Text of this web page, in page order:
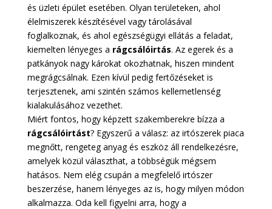
és üzleti épület esetében. Olyan területeken, ahol
élelmiszerek készítésével vagy tárolásával
foglalkoznak, és ahol egészségügyi ellátás a feladat,
kiemelten lényeges a rágcsálóirtás. Az egerek és a
patkányok nagy károkat okozhatnak, hiszen mindent
megrágcsálnak. Ezen kívül pedig fertőzéseket is
terjesztenek, ami szintén számos kellemetlenség
kialakulásához vezethet.
Miért fontos, hogy képzett szakemberekre bízza a
rágcsálóirtást? Egyszerű a válasz: az irtószerek piaca
megnőtt, rengeteg anyag és eszköz áll rendelkezésre,
amelyek közül választhat, a többségük mégsem
hatásos. Nem elég csupán a megfelelő irtószer
beszerzése, hanem lényeges az is, hogy milyen módon
alkalmazza. Oda kell figyelni arra, hogy a